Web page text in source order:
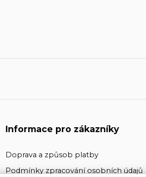
Informace pro zákazníky
Doprava a způsob platby
Podmínky zpracování osobních údajů